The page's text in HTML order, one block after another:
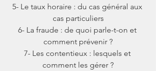
5- Le taux horaire : du cas général aux
cas particuliers
6- La fraude : de quoi parle-t-on et
comment prévenir ?
7- Les contentieux : lesquels et
comment les gérer ?